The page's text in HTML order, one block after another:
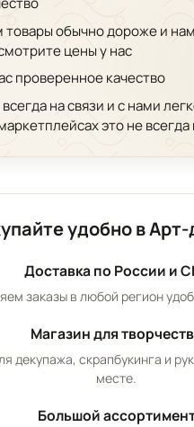
товары обычно дороже и
цены у нас
проверенное качество
на связи и с нами
это не
удобно в
Доставка по России и
заказы в любой регион
Магазин для
декупажа, скрапбукинга и
месте.
Большой